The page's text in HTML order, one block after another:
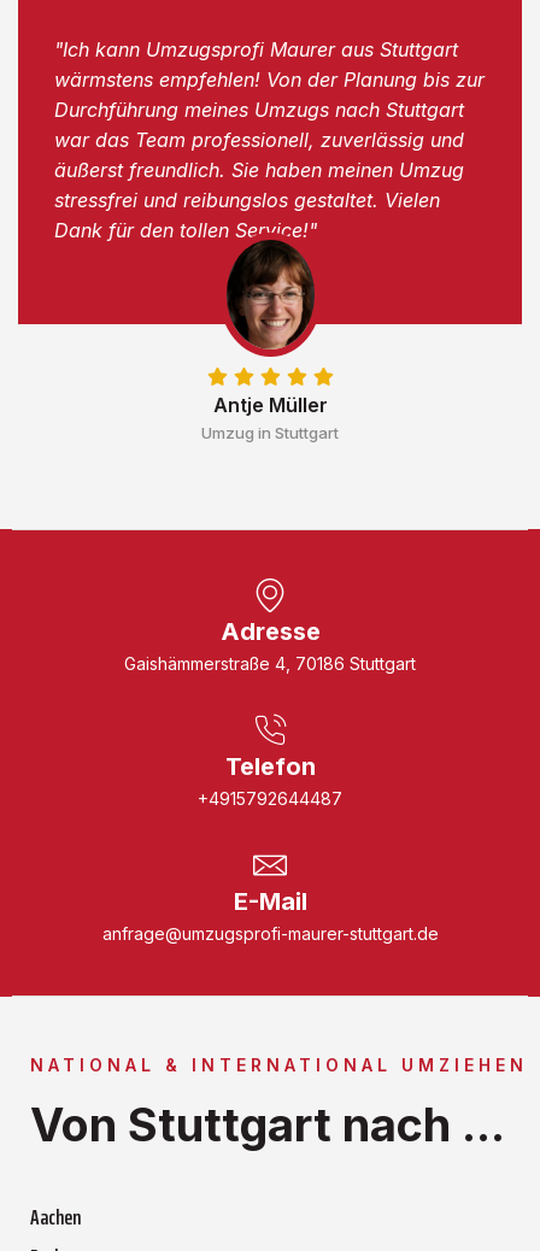
Antje Müller
Umzug in Stuttgart
"Ich kann Umzugsprofi Maurer aus Stuttgart
wärmstens empfehlen! Von der Planung bis zur
Durchführung meines Umzugs nach Stuttgart
war das Team professionell, zuverlässig und
äußerst freundlich. Sie haben meinen Umzug
stressfrei und reibungslos gestaltet. Vielen
Dank für den tollen Service!"
Adresse
Gaishämmerstraße 4, 70186 Stuttgart
Telefon
+4915792644487
E-Mail
anfrage@umzugsprofi-maurer-stuttgart.de
NATIONAL & INTERNATIONAL UMZIEHEN
Von Stuttgart nach ...
Aachen